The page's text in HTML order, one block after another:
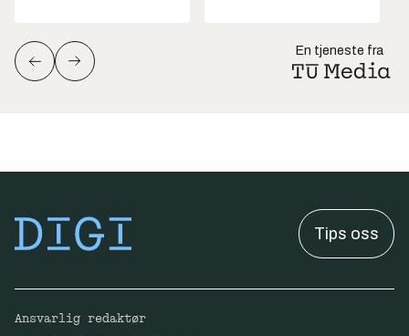
En tjeneste fra
Tips oss
Ansvarlig redaktør